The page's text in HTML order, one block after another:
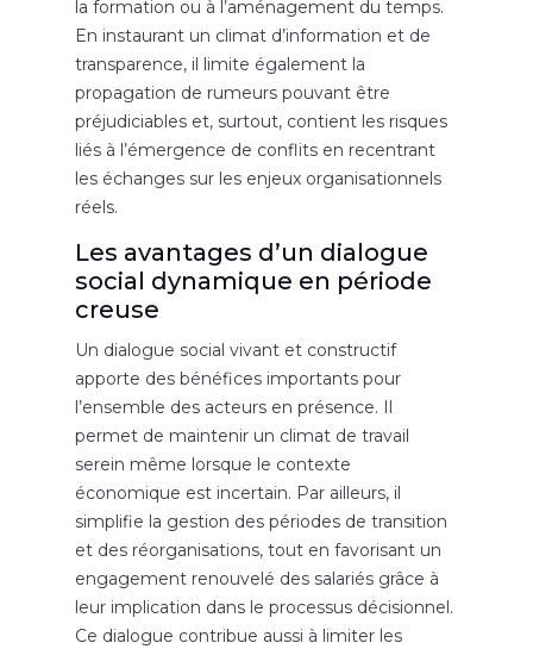
la formation ou à l’aménagement du temps.
En instaurant un climat d’information et de
transparence, il limite également la
propagation de rumeurs pouvant être
préjudiciables et, surtout, contient les risques
liés à l’émergence de conflits en recentrant
les échanges sur les enjeux organisationnels
réels.
Les avantages d’un dialogue
social dynamique en période
creuse
Un dialogue social vivant et constructif
apporte des bénéfices importants pour
l’ensemble des acteurs en présence. Il
permet de maintenir un climat de travail
serein même lorsque le contexte
économique est incertain. Par ailleurs, il
simplifie la gestion des périodes de transition
et des réorganisations, tout en favorisant un
engagement renouvelé des salariés grâce à
leur implication dans le processus décisionnel.
Ce dialogue contribue aussi à limiter les